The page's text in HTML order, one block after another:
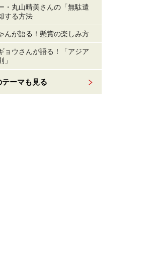
・丸山晴美さんの「無駄遣
する方法
んが語る！懸賞の楽しみ方
ョウさんが語る！「アジア
テーマも見る